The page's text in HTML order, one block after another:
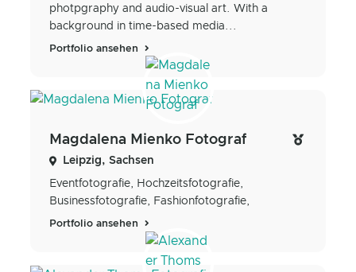
photpgraphy and audio-visual art. With a
background in time-based media...
Portfolio ansehen
Magdalena Mienko Fotograf
Leipzig, Sachsen
Eventfotografie, Hochzeitsfotografie,
Businessfotografie, Fashionfotografie,
Portfolio ansehen